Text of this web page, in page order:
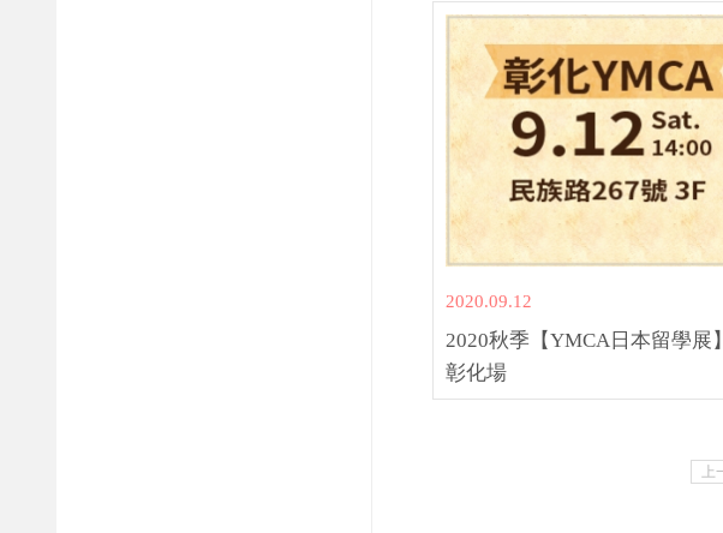
2020.09.12
2020秋季【YMCA日本留學展】
彰化場